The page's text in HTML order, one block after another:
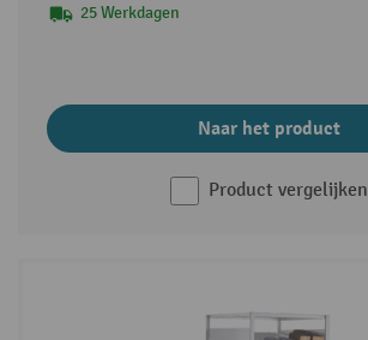
25 Werkdagen
Naar het product
Product vergelijken